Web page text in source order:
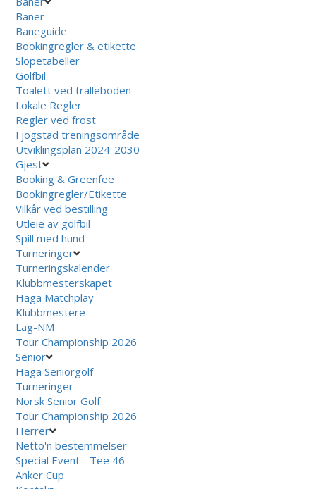
Baner
Baneguide
Bookingregler & etikette
Slopetabeller
Golfbil
Toalett ved tralleboden
Lokale Regler
Regler ved frost
Fjogstad treningsområde
Utviklingsplan 2024-2030
Gjest
Booking & Greenfee
Bookingregler/Etikette
Vilkår ved bestilling
Utleie av golfbil
Spill med hund
Turneringer
Turneringskalender
Klubbmesterskapet
Haga Matchplay
Klubbmestere
Lag-NM
Tour Championship 2026
Senior
Haga Seniorgolf
Turneringer
Norsk Senior Golf
Tour Championship 2026
Herrer
Netto'n bestemmelser
Special Event - Tee 46
Anker Cup